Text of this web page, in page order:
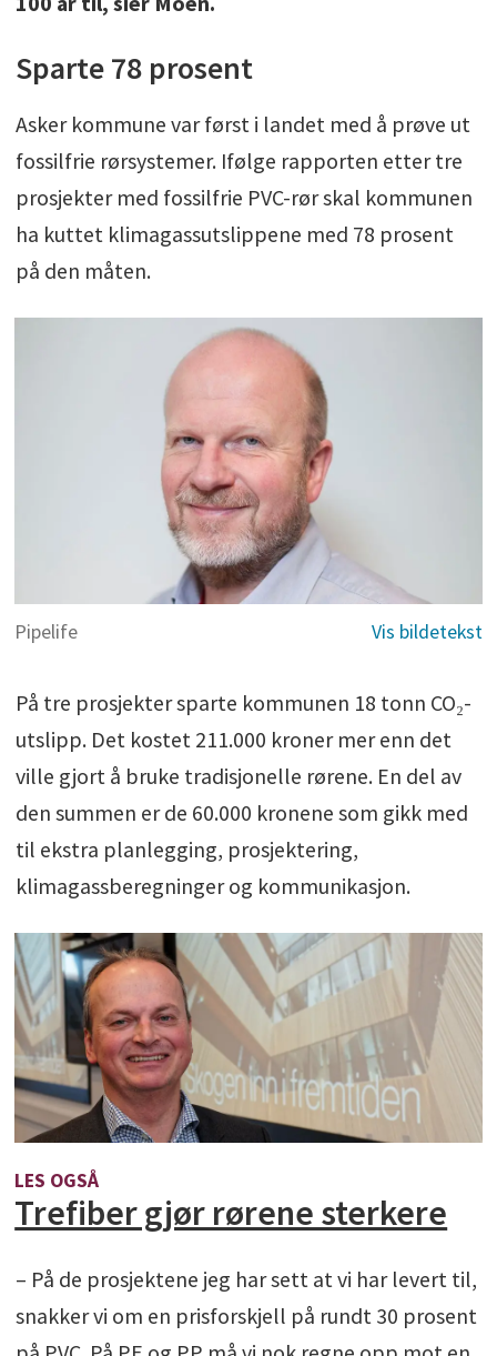
Sparte 78 prosent
Asker kommune var først i landet med å prøve ut
fossilfrie rørsystemer. Ifølge rapporten etter tre
prosjekter med fossilfrie PVC-rør skal kommunen
ha kuttet klimagassutslippene med 78 prosent
på den måten.
Pipelife
På tre prosjekter sparte kommunen 18 tonn CO₂-
utslipp. Det kostet 211.000 kroner mer enn det
ville gjort å bruke tradisjonelle rørene. En del av
den summen er de 60.000 kronene som gikk med
til ekstra planlegging, prosjektering,
klimagassberegninger og kommunikasjon.
LES OGSÅ
Trefiber gjør rørene sterkere
– På de prosjektene jeg har sett at vi har levert til,
snakker vi om en prisforskjell på rundt 30 prosent